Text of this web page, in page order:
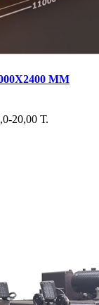
ММ
20,00 Т.